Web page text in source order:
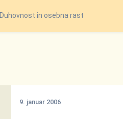
Duhovnost in osebna rast
9. januar 2006